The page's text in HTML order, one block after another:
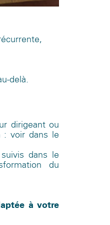
delà.
dirigeant ou
: voir dans le
dans le
du
à votre